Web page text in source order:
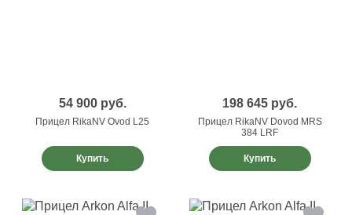
54 900 руб.
Прицел RikaNV Ovod L25
Купить
198 645 руб.
Прицел RikaNV Dovod MRS
384 LRF
Купить